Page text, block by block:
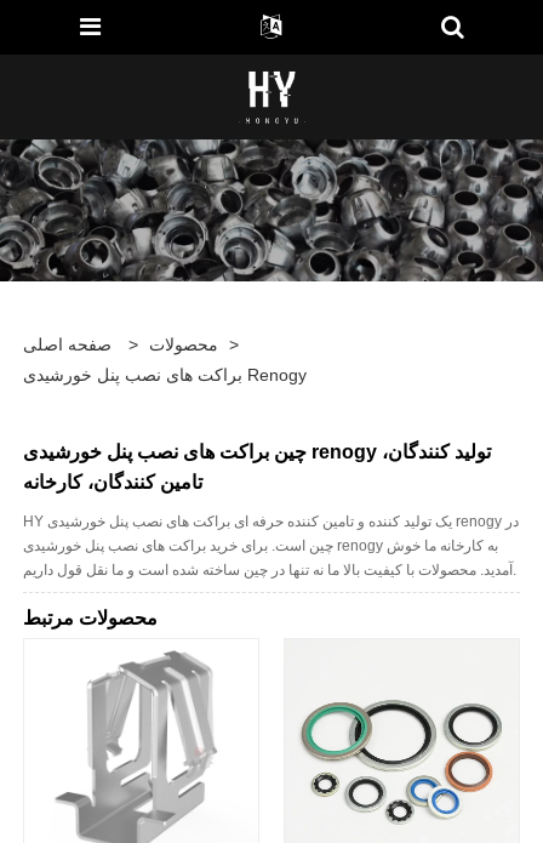
صفحه اصلی > محصولات
>
براکت های نصب پنل خورشیدی Renogy
چین براکت های نصب پنل خورشیدی renogy تولید کنندگان،
تامین کنندگان، کارخانه
HY یک تولید کننده و تامین کننده حرفه ای براکت های نصب پنل خورشیدی renogy در
چین است. برای خرید براکت های نصب پنل خورشیدی renogy به کارخانه ما خوش
آمدید. محصولات با کیفیت بالا ما نه تنها در چین ساخته شده است و ما نقل قول داریم.
محصولات مرتبط